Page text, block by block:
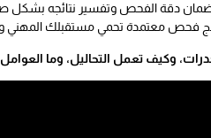
ولضمان دقة الفحص وتفسير نتائجه
فحص معتمدة تحمي مستقبلك المهني
وكيف تعمل التحاليل، وما